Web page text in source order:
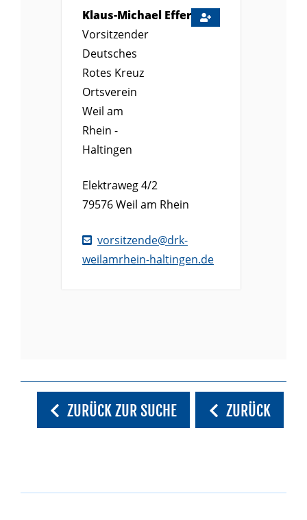
Vorsitzender
Klaus-Michael Effert
Deutsches
Rotes Kreuz
Ortsverein
Weil am
Rhein -
Haltingen
Elektraweg 4/2
79576Weil am Rhein
vorsitzende@drk-
weilamrhein-haltingen.de
ZURÜCK ZUR SUCHE ZURÜCK